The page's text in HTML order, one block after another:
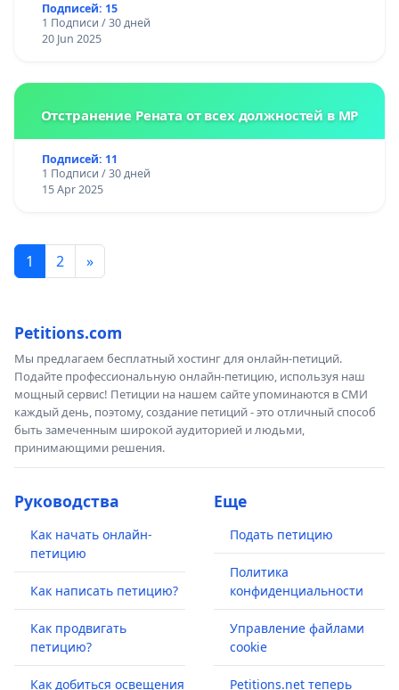
Подписей: 15
1 Подписи / 30 дней
20 Jun 2025
Отстранение Рената от всех должностей в МР
Подписей: 11
1 Подписи / 30 дней
15 Apr 2025
1 2 »
Petitions.com
Мы предлагаем бесплатный хостинг для онлайн-петиций.
Подайте профессиональную онлайн-петицию, используя наш
мощный сервис! Петиции на нашем сайте упоминаются в СМИ
каждый день, поэтому, создание петиций - это отличный способ
быть замеченным широкой аудиторией и людьми,
принимающими решения.
Руководства
Как начать онлайн-
петицию
Как написать петицию?
Как продвигать
петицию?
Как добиться освещения
Еще
Подать петицию
Политика
конфиденциальности
Управление файлами
cookie
Petitions.net теперь